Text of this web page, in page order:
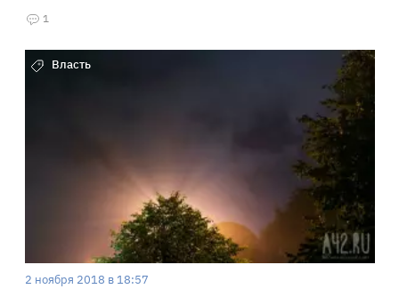
1
Власть
2 ноября 2018 в 18:57